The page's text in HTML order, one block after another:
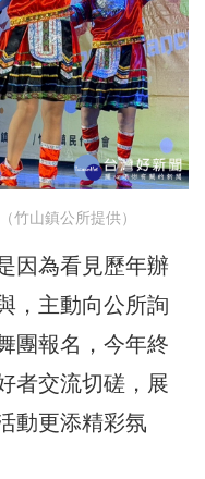
竹山鎮公所提供）
因為看見歷年辦
，主動向公所詢
團報名，今年終
者交流切磋，展
動更添精彩氛